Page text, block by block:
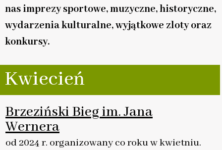
nas imprezy sportowe, muzyczne, historyczne,
wydarzenia kulturalne, wyjątkowe zloty oraz
konkursy.
Kwiecień
Brzeziński Bieg im. Jana
Wernera
od 2024 r. organizowany co roku w kwietniu.